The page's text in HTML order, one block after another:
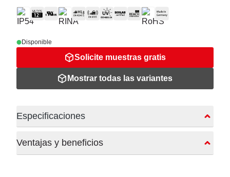
Disponible
Solicite muestras gratis
Mostrar todas las variantes
Especificaciones
Ventajas y beneficios